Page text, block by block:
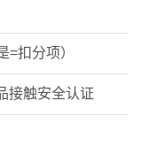
=扣分项）
接触安全认证